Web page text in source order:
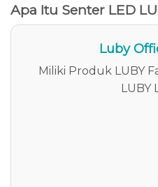
Apa Itu Senter LED
Luby
Miliki Produk LUBY
LUBY